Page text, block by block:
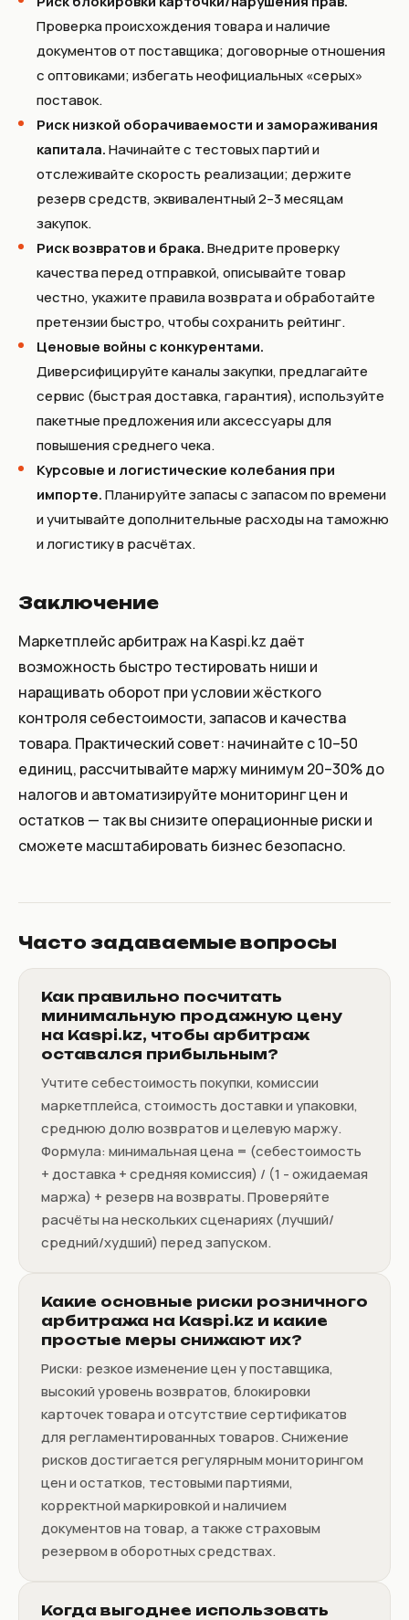
Проверка происхождения товара и наличие
документов от поставщика; договорные отношения
с оптовиками; избегать неофициальных «серых»
поставок.
Риск низкой оборачиваемости и замораживания
капитала.Начинайте с тестовых партий и
отслеживайте скорость реализации; держите
резерв средств, эквивалентный 2–3 месяцам
закупок.
Риск возвратов и брака.Внедрите проверку
качества перед отправкой, описывайте товар
честно, укажите правила возврата и обработайте
претензии быстро, чтобы сохранить рейтинг.
Ценовые войны с конкурентами.
Диверсифицируйте каналы закупки, предлагайте
сервис (быстрая доставка, гарантия), используйте
пакетные предложения или аксессуары для
повышения среднего чека.
Курсовые и логистические колебания при
импорте.Планируйте запасы с запасом по времени
и учитывайте дополнительные расходы на таможню
и логистику в расчётах.
Заключение
Маркетплейс арбитраж на Kaspi.kz даёт
возможность быстро тестировать ниши и
наращивать оборот при условии жёсткого
контроля себестоимости, запасов и качества
товара. Практический совет: начинайте с 10–50
единиц, рассчитывайте маржу минимум 20–30% до
налогов и автоматизируйте мониторинг цен и
остатков — так вы снизите операционные риски и
сможете масштабировать бизнес безопасно.
Часто задаваемые вопросы
Как правильно посчитать
минимальную продажную цену
на Kaspi.kz, чтобы арбитраж
оставался прибыльным?
Учтите себестоимость покупки, комиссии
маркетплейса, стоимость доставки и упаковки,
среднюю долю возвратов и целевую маржу.
Формула: минимальная цена = (себестоимость
+ доставка + средняя комиссия) / (1 - ожидаемая
маржа) + резерв на возвраты. Проверяйте
расчёты на нескольких сценариях (лучший/
средний/худший) перед запуском.
Какие основные риски розничного
арбитража на Kaspi.kz и какие
простые меры снижают их?
Риски: резкое изменение цен у поставщика,
высокий уровень возвратов, блокировки
карточек товара и отсутствие сертификатов
для регламентированных товаров. Снижение
рисков достигается регулярным мониторингом
цен и остатков, тестовыми партиями,
корректной маркировкой и наличием
документов на товар, а также страховым
резервом в оборотных средствах.
Когда выгоднее использовать